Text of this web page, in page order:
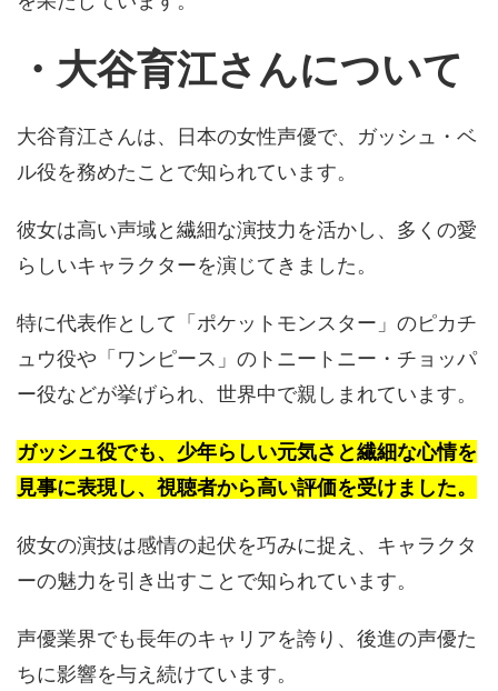
・大谷育江さんについて
大谷育江さんは、日本の女性声優で、ガッシュ・ベ
ル役を務めたことで知られています。
彼女は高い声域と繊細な演技力を活かし、多くの愛
らしいキャラクターを演じてきました。
特に代表作として「ポケットモンスター」のピカチ
ュウ役や「ワンピース」のトニートニー・チョッパ
ー役などが挙げられ、世界中で親しまれています。
ガッシュ役でも、少年らしい元気さと繊細な心情を
見事に表現し、視聴者から高い評価を受けました。
彼女の演技は感情の起伏を巧みに捉え、キャラクタ
ーの魅力を引き出すことで知られています。
声優業界でも長年のキャリアを誇り、後進の声優た
ちに影響を与え続けています。